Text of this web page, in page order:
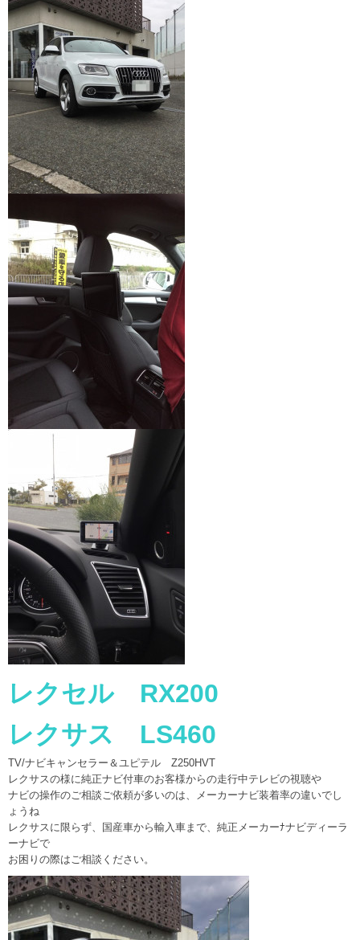
レクセル RX200
レクサス LS460
TV/ナビキャンセラー＆ユピテル Z250HVT
レクサスの様に純正ナビ付車のお客様からの走行中テレビの視聴や
ナビの操作のご相談ご依頼が多いのは、メーカーナビ装着率の違いでし
ょうね
レクサスに限らず、国産車から輸入車まで、純正メーカーﾅナビディーラ
ーナビで
お困りの際はご相談ください。